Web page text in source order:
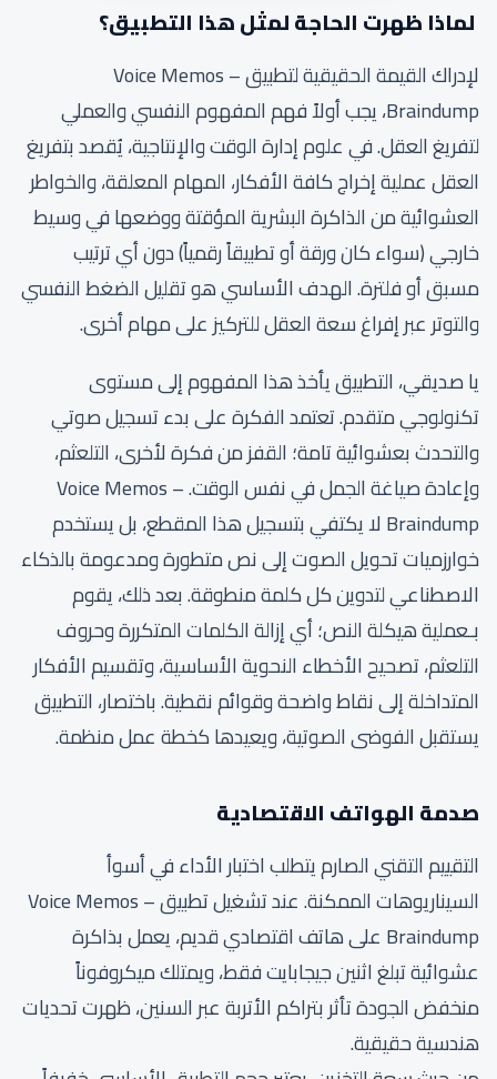
لماذا ظهرت الحاجة لمثل هذا التطبيق؟
لإدراك القيمة الحقيقية لتطبيق Voice Memos –
Braindump، يجب أولاً فهم المفهوم النفسي والعملي
لتفريغ العقل. في علوم إدارة الوقت والإنتاجية، يُقصد بتفريغ
العقل عملية إخراج كافة الأفكار، المهام المعلقة، والخواطر
العشوائية من الذاكرة البشرية المؤقتة ووضعها في وسيط
خارجي (سواء كان ورقة أو تطبيقاً رقمياً) دون أي ترتيب
مسبق أو فلترة. الهدف الأساسي هو تقليل الضغط النفسي
والتوتر عبر إفراغ سعة العقل للتركيز على مهام أخرى.
يا صديقي، التطبيق يأخذ هذا المفهوم إلى مستوى
تكنولوجي متقدم. تعتمد الفكرة على بدء تسجيل صوتي
والتحدث بعشوائية تامة؛ القفز من فكرة لأخرى، التلعثم،
وإعادة صياغة الجمل في نفس الوقت. Voice Memos –
Braindump لا يكتفي بتسجيل هذا المقطع، بل يستخدم
خوارزميات تحويل الصوت إلى نص متطورة ومدعومة بالذكاء
الاصطناعي لتدوين كل كلمة منطوقة. بعد ذلك، يقوم
بـعملية هيكلة النص؛ أي إزالة الكلمات المتكررة وحروف
التلعثم، تصحيح الأخطاء النحوية الأساسية، وتقسيم الأفكار
المتداخلة إلى نقاط واضحة وقوائم نقطية. باختصار، التطبيق
يستقبل الفوضى الصوتية، ويعيدها كخطة عمل منظمة.
صدمة الهواتف الاقتصادية
التقييم التقني الصارم يتطلب اختبار الأداء في أسوأ
السيناريوهات الممكنة. عند تشغيل تطبيق Voice Memos –
Braindump على هاتف اقتصادي قديم، يعمل بذاكرة
عشوائية تبلغ اثنين جيجابايت فقط، ويمتلك ميكروفوناً
منخفض الجودة تأثر بتراكم الأتربة عبر السنين، ظهرت تحديات
هندسية حقيقية.